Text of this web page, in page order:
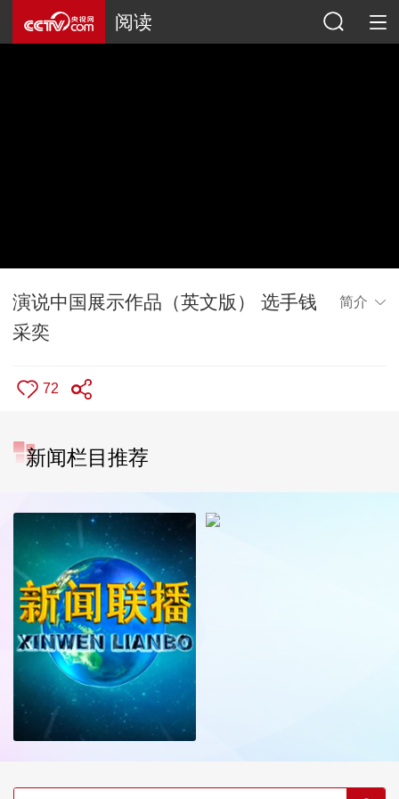
阅读
演说中国展示作品（英文版） 选手钱
采奕
简介
72
新闻栏目推荐